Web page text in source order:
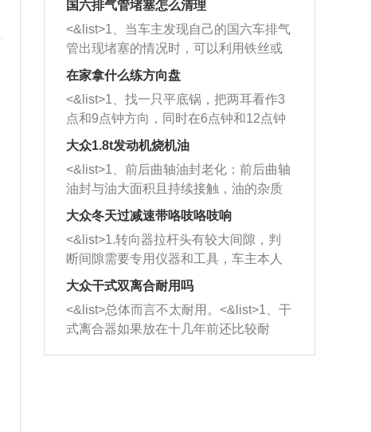
也是为了更好的开拓市场。
国六排气管堵塞怎么清理
<&list>1、当车主发现自己的国六车排气
管出现堵塞的情况时，可以利用铁丝或
者是细棍，直接将杂物给取出来，如果
堵塞情况比较严重，也可以采取应急措
施。 <&list>2、直接利用木棍将所有的
杂物推到排气管里面的位置处，然后将
三元催化器拆解开，就可以将堵塞的东
西取出来。但如果是因为积碳过多引起
的堵塞，就需要将三元催化器泡在草酸
洗剂对堵塞的情况得到解决，将清洗剂
放在燃油箱中，与燃油混合后，车辆启
动时，就可以和汽油一起进入到燃烧
室，最后形成废气排出，就可以让三元
催化器得到清洗，排气管堵塞的情况就
能够得到解决。
在家拿什么练方向盘
<&list>1、找一只平底锅，把两耳看作3
点和9点钟方向，同时在6点钟和12点钟
方向做一个标记。 <&list>2、双手握住
一圈半的练习，往右同样也要打相同的
圈数。 <&list>3、最后强调要反复练
习，这样就可以形成肌肉记忆，在真实
驾驶车辆时，不需要记忆也能打好方
向。
大众1.8t发动机烧机油
<&list>1、前后曲轴油封老化：前后曲轴
油封与油大面积且持续接触，油的杂质
和发动机内持续温度变化使其密封效果
逐渐减弱，导致渗油或漏油。<&list>2、
活塞间隙过大：积碳会使活塞环与缸体
的间隙扩大，导致机油流入燃烧室中，
造成烧机油。<&list>3、机油粘度。使用
机油粘度过小的话，同样会有烧机油现
象，机油粘度过小具有很好的流动性，
大众冬天过减速带咯吱咯吱响
<&list>1.转向器拉杆头有较大间隙，判
断间隙需要专用仪器和工具，车主本人
无法制作，需要将车辆送到修理厂或4s
店；<&list>2.车辆半轴套管防尘罩破
裂，破裂后会出现漏油现象，使半轴磨
损严重，磨损的半轴容易损坏，产生异
响；<&list>3.稳定器的转向胶套和球头
大众干式双离合耐用吗
<&list>总体而言不太耐用。<&list>1、干
式离合器如果放在十几年前还比较耐